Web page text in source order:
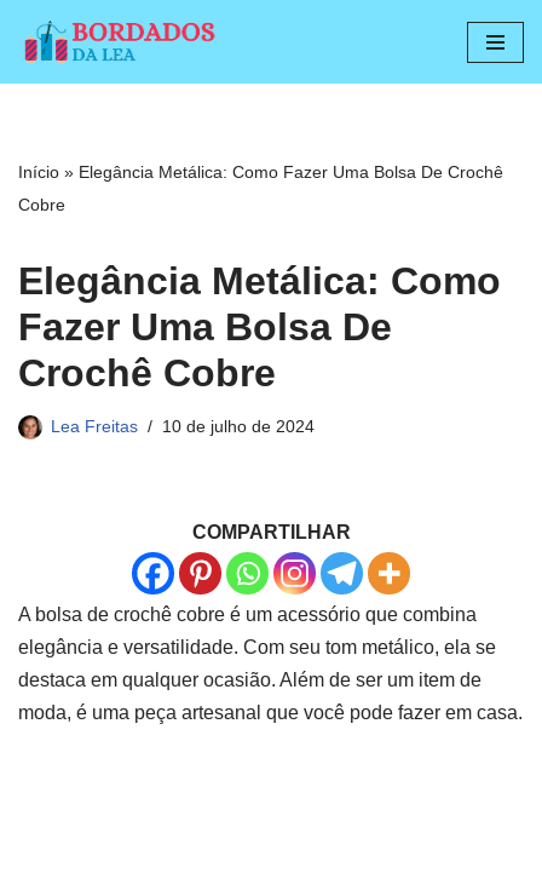
Pular
conteúdo
Início » Elegância Metálica: Como Fazer Uma Bolsa De Crochê
Cobre
Elegância Metálica: Como
Fazer Uma Bolsa De
Crochê Cobre
Lea Freitas 10 de julho de 2024
COMPARTILHAR
A bolsa de crochê cobre é um acessório que combina
elegância e versatilidade. Com seu tom metálico, ela se
destaca em qualquer ocasião. Além de ser um item de
moda, é uma peça artesanal que você pode fazer em casa.